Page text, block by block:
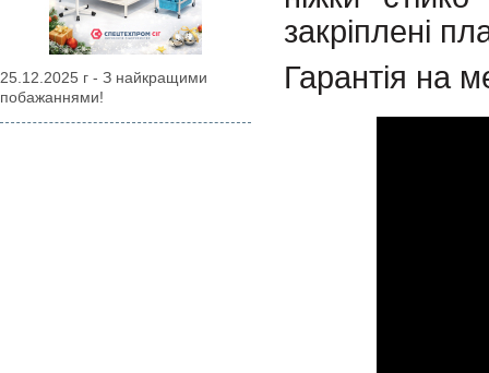
25.12.2025 г - З найкращими
побажаннями!
закріплені
Гарантія на